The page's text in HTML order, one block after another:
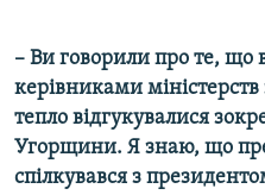
– Ви говорили про те, що
керівниками
тепло відгукувалися
Угорщини. Я знаю, що
спілкувався з